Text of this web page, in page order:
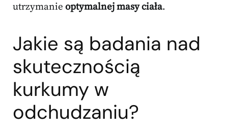
utrzymanie optymalnej masy ciała.
Jakie są badania nad
skutecznością
kurkumy w
odchudzaniu?